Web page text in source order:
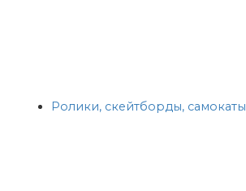
Ролики, скейтборды, самокаты